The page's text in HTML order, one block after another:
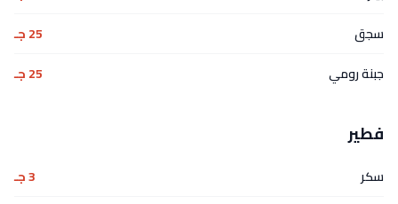
سجق
25 جـ
جبنة رومي
25 جـ
فطير
سكر
3 جـ